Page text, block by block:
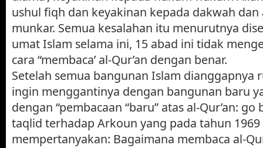
ushul fiqh dan keyakinan kepada dakwah dan
munkar. Semua kesalahan itu menurutnya
umat Islam selama ini, 15 abad ini tidak
cara “membaca’ al-Qur’an dengan benar.
Setelah semua bangunan Islam dianggapnya
ingin menggantinya dengan bangunan baru
dengan “pembacaan “baru” atas al-Qur’an:
taqlid terhadap Arkoun yang pada tahun
mempertanyakan: Bagaimana membaca al-